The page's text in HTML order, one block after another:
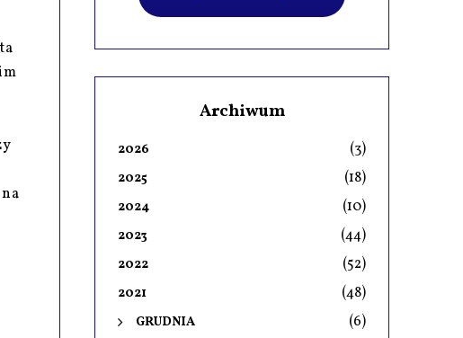
Archiwum
2026 (3)
2025 (18)
2024 (10)
2023 (44)
2022 (52)
2021 (48)
GRUDNIA (6)